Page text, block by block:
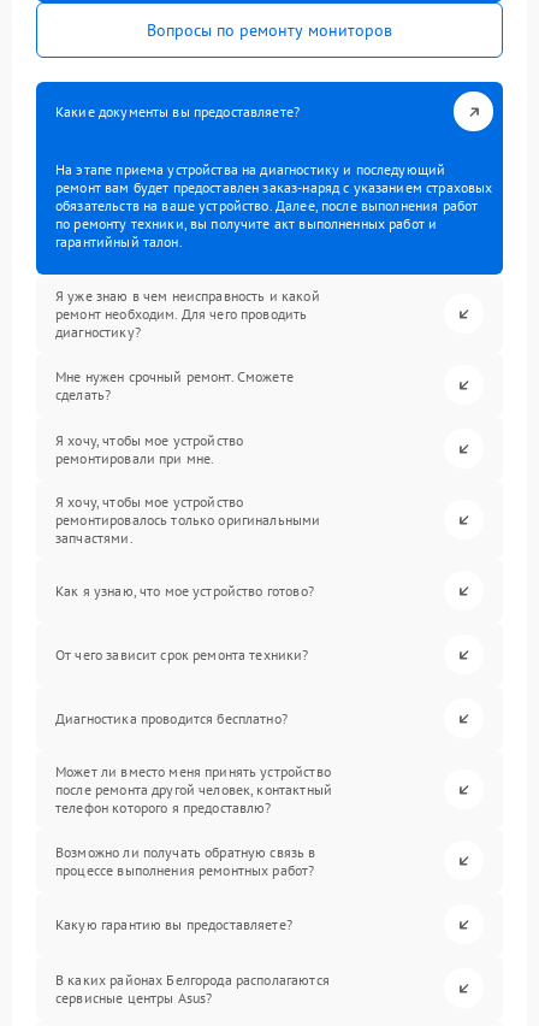
Вопросы по ремонту мониторов
Какие документы вы предоставляете?
На этапе приема устройства на диагностику и последующий
ремонт вам будет предоставлен заказ-наряд с указанием страховых
обязательств на ваше устройство. Далее, после выполнения работ
по ремонту техники, вы получите акт выполненных работ и
гарантийный талон.
Я уже знаю в чем неисправность и какой
ремонт необходим. Для чего проводить
диагностику?
Мне нужен срочный ремонт. Сможете
сделать?
Я хочу, чтобы мое устройство
ремонтировали при мне.
Я хочу, чтобы мое устройство
ремонтировалось только оригинальными
запчастями.
Как я узнаю, что мое устройство готово?
От чего зависит срок ремонта техники?
Диагностика проводится бесплатно?
Может ли вместо меня принять устройство
после ремонта другой человек, контактный
телефон которого я предоставлю?
Возможно ли получать обратную связь в
процессе выполнения ремонтных работ?
Какую гарантию вы предоставляете?
В каких районах Белгорода располагаются
сервисные центры Asus?